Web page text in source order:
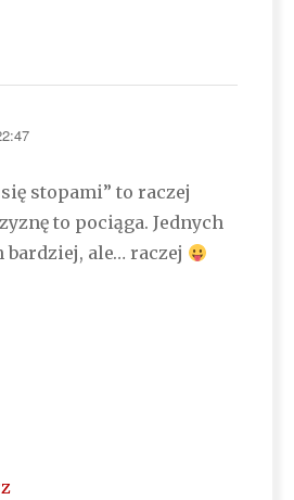
stopami” to raczej
to pociąga. Jednych
ale… raczej